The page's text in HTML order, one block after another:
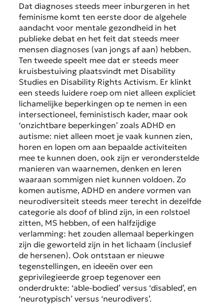
Dat diagnoses steeds meer inburgeren in het
feminisme komt ten eerste door de algehele
aandacht voor mentale gezondheid in het
publieke debat en het feit dat steeds meer
mensen diagnoses (van jongs af aan) hebben.
Ten tweede speelt mee dat er steeds meer
kruisbestuiving plaatsvindt met Disability
Studies en Disability Rights Activism. Er klinkt
een steeds luidere roep om niet alleen expliciet
lichamelijke beperkingen op te nemen in een
intersectioneel, feministisch kader, maar ook
‘onzichtbare beperkingen’ zoals ADHD en
autisme: niet alleen moet je vaak kunnen zien,
horen en lopen om aan bepaalde activiteiten
mee te kunnen doen, ook zijn er veronderstelde
manieren van waarnemen, denken en leren
waaraan sommigen niet kunnen voldoen. Zo
komen autisme, ADHD en andere vormen van
neurodiversiteit steeds meer terecht in dezelfde
categorie als doof of blind zijn, in een rolstoel
zitten, MS hebben, of een halfzijdige
verlamming: het zouden allemaal beperkingen
zijn die geworteld zijn in het lichaam (inclusief
de hersenen). Ook ontstaan er nieuwe
tegenstellingen, en ideeën over een
geprivilegieerde groep tegenover een
onderdrukte: ‘able-bodied’ versus ‘disabled’, en
‘neurotypisch’ versus ‘neurodivers’.